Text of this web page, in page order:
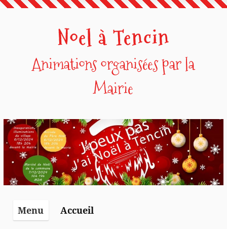
Noel à Tencin
Animations organisées par la
Mairie
Menu Accueil